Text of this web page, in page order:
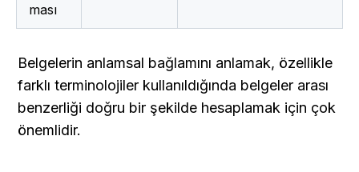
ması
Belgelerin anlamsal bağlamını anlamak, özellikle
farklı terminolojiler kullanıldığında belgeler arası
benzerliği doğru bir şekilde hesaplamak için çok
önemlidir.